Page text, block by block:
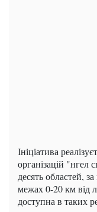
Ініціатива
організацій "нгел
десять областей,
межах 0-20 км від
доступна в таких